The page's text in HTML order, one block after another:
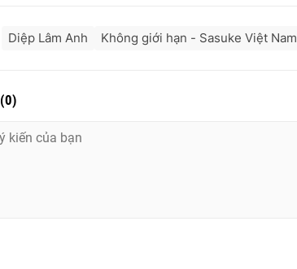
Diệp Lâm Anh Không giới hạn - Sasuke Việt Nam
(0)